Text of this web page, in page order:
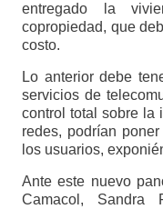
entregado la
copropiedad, que
costo.
Lo anterior debe
servicios de
control total sobre la
redes, podrían
los usuarios,
Ante este nuevo
Camacol, Sandra